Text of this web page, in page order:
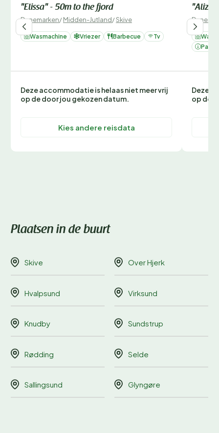
"Elissa" - 50m to the fjord
Denemarken/Midden-Jutland/Skive
Wasmachine Vriezer Barbecue Tv
Deze accommodatie is helaas niet meer vrij
op de door jou gekozen datum.
Kies andere reisdata
"Aliza"
Deze
op de
Plaatsen in de buurt
Skive Over Hjerk
Hvalpsund Virksund
Knudby Sundstrup
Rødding Selde
Sallingsund Glyngøre